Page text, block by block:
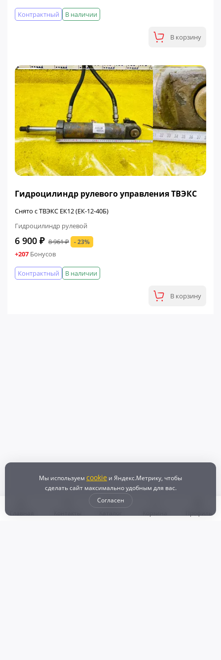
В наличии
Контрактный
В корзину
Гидроцилиндр рулевого управления ТВЭКС
Снято с ТВЭКС ЕК12 (ЕК-12-40Б)
Гидроцилиндр рулевой
6 900 ₽ 8 961 ₽ - 23%
+207 Бонусов
В наличии
Контрактный
В корзину
Мы используем cookie и Яндекс.Метрику, чтобы
сделать сайт максимально удобным для вас.
Согласен